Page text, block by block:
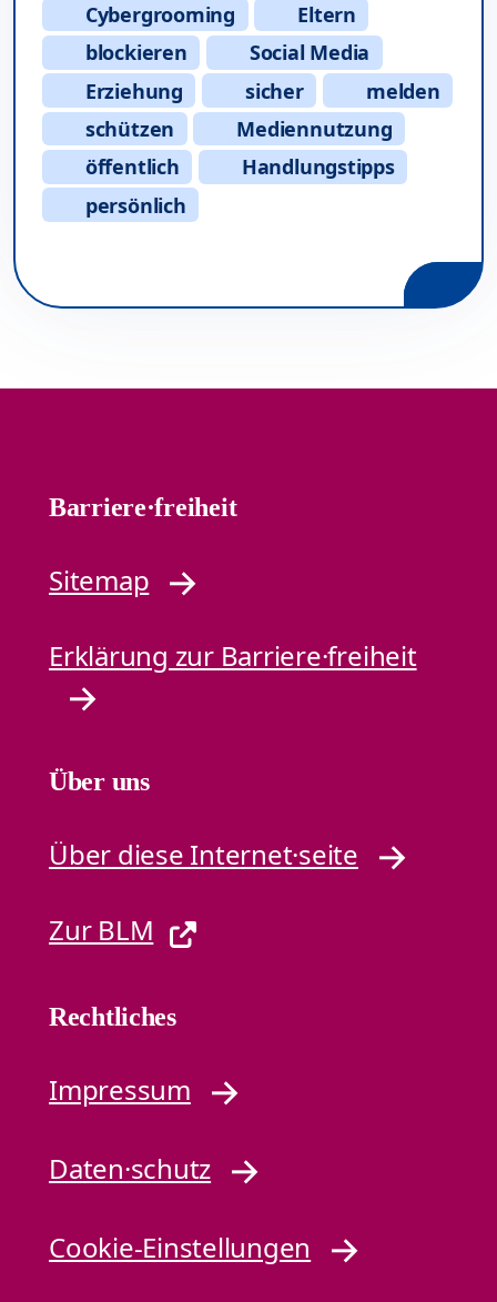
Cybergrooming
Eltern
blockieren
Social Media
Erziehung
sicher
melden
schützen
Mediennutzung
öffentlich
Handlungstipps
persönlich
Barriere·freiheit
Sitemap
Erklärung zur Barriere·freiheit
Über uns
Über diese Internet·seite
Zur BLM
Rechtliches
Impressum
Daten·schutz
Cookie-Einstellungen